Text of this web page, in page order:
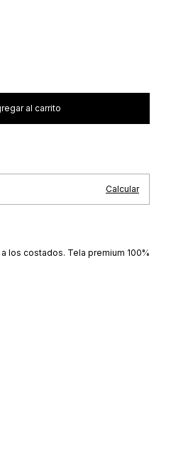
Calcular
los costados. Tela premium 100%